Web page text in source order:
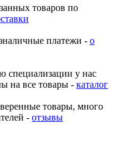
товаров по
платежи - о
специализации у нас
на все товары - каталог
товары, много
- отзывы